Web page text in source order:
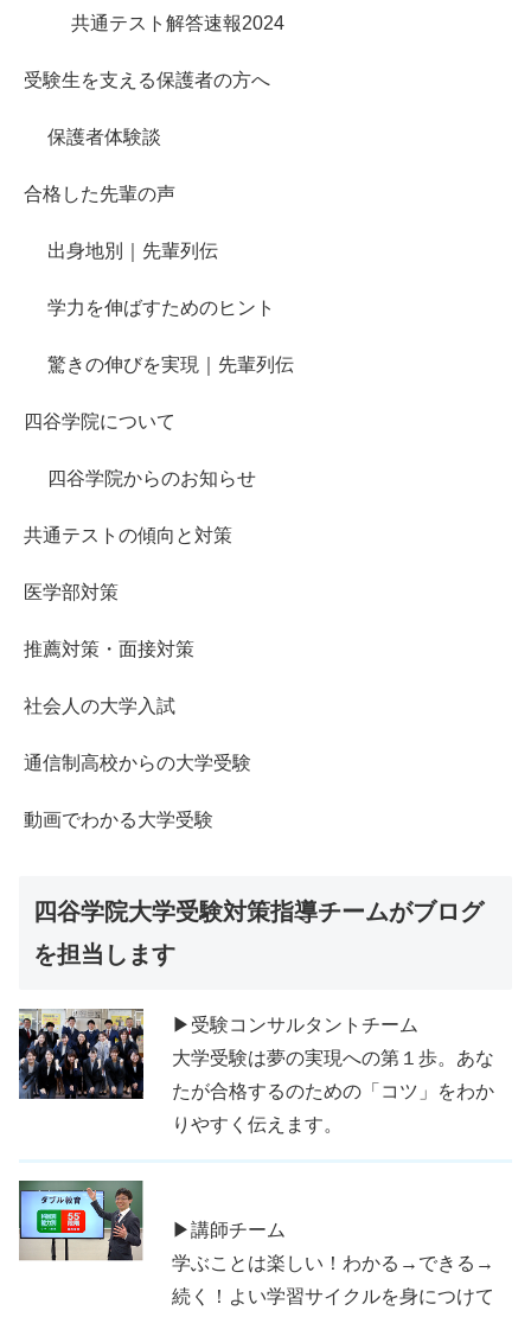
共通テスト解答速報2024
受験生を支える保護者の方へ
保護者体験談
合格した先輩の声
出身地別｜先輩列伝
学力を伸ばすためのヒント
驚きの伸びを実現｜先輩列伝
四谷学院について
四谷学院からのお知らせ
共通テストの傾向と対策
医学部対策
推薦対策・面接対策
社会人の大学入試
通信制高校からの大学受験
動画でわかる大学受験
四谷学院大学受験対策指導チームがブログ
を担当します
▶受験コンサルタントチーム
大学受験は夢の実現への第１歩。あな
たが合格するのための「コツ」をわか
りやすく伝えます。
▶講師チーム
学ぶことは楽しい！わかる→できる→
続く！よい学習サイクルを身につけて